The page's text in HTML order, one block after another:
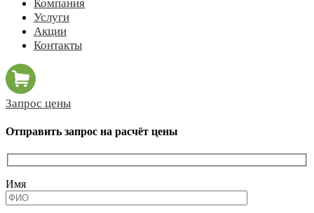
Компания
Услуги
Акции
Контакты
Запрос цены
Отправить запрос на расчёт цены
Имя